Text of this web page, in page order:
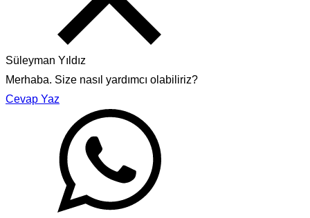
Süleyman Yıldız
Merhaba. Size nasıl yardımcı olabiliriz?
Cevap Yaz